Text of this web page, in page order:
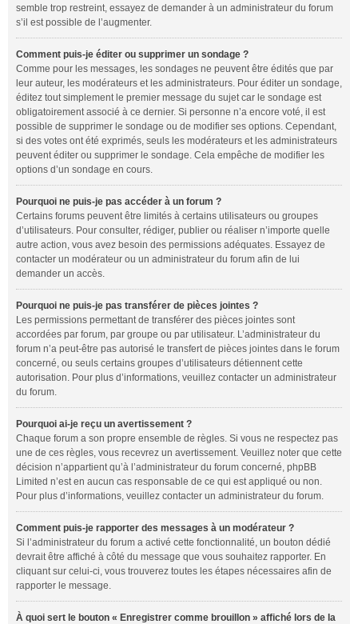
semble trop restreint, essayez de demander à un administrateur du forum
s’il est possible de l’augmenter.
Comment puis-je éditer ou supprimer un sondage ?
Comme pour les messages, les sondages ne peuvent être édités que par
leur auteur, les modérateurs et les administrateurs. Pour éditer un sondage,
éditez tout simplement le premier message du sujet car le sondage est
obligatoirement associé à ce dernier. Si personne n’a encore voté, il est
possible de supprimer le sondage ou de modifier ses options. Cependant,
si des votes ont été exprimés, seuls les modérateurs et les administrateurs
peuvent éditer ou supprimer le sondage. Cela empêche de modifier les
options d’un sondage en cours.
Pourquoi ne puis-je pas accéder à un forum ?
Certains forums peuvent être limités à certains utilisateurs ou groupes
d’utilisateurs. Pour consulter, rédiger, publier ou réaliser n’importe quelle
autre action, vous avez besoin des permissions adéquates. Essayez de
contacter un modérateur ou un administrateur du forum afin de lui
demander un accès.
Pourquoi ne puis-je pas transférer de pièces jointes ?
Les permissions permettant de transférer des pièces jointes sont
accordées par forum, par groupe ou par utilisateur. L’administrateur du
forum n’a peut-être pas autorisé le transfert de pièces jointes dans le forum
concerné, ou seuls certains groupes d’utilisateurs détiennent cette
autorisation. Pour plus d’informations, veuillez contacter un administrateur
du forum.
Pourquoi ai-je reçu un avertissement ?
Chaque forum a son propre ensemble de règles. Si vous ne respectez pas
une de ces règles, vous recevrez un avertissement. Veuillez noter que cette
décision n’appartient qu’à l’administrateur du forum concerné, phpBB
Limited n’est en aucun cas responsable de ce qui est appliqué ou non.
Pour plus d’informations, veuillez contacter un administrateur du forum.
Comment puis-je rapporter des messages à un modérateur ?
Si l’administrateur du forum a activé cette fonctionnalité, un bouton dédié
devrait être affiché à côté du message que vous souhaitez rapporter. En
cliquant sur celui-ci, vous trouverez toutes les étapes nécessaires afin de
rapporter le message.
À quoi sert le bouton « Enregistrer comme brouillon » affiché lors de la